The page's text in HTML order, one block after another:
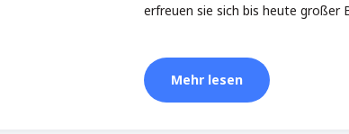
erfreuen sie sich bis heute großer
Mehr lesen